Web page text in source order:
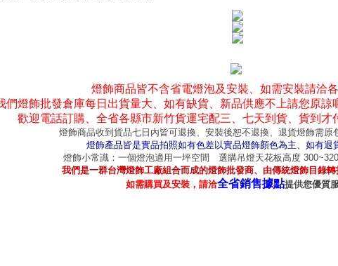
燈飾商品皆不含省電燈泡及安裝、如需安裝請洽
們燈飾批發倉庫每日出貨量大、如有缺貨、新品供應不上請您原諒
歡迎電話訂購、全省各縣市新竹貨運宅配三、七天到貨、貨到才
燈飾商品收到貨品七日內皆可退換、安裝後恕不退換、退貨燈飾需原
燈飾產品皆是實品拍照如有色差以實品燈飾顏色為主、如有退
燈飾小常識：一個燈泡適用一坪空間 選購吊燈天花板高度
我們是一群台灣燈飾工廠組合而成的燈飾批發商、由傳統燈飾目錄
如需購買及安裝，請洽全省銷售據點提供您優質